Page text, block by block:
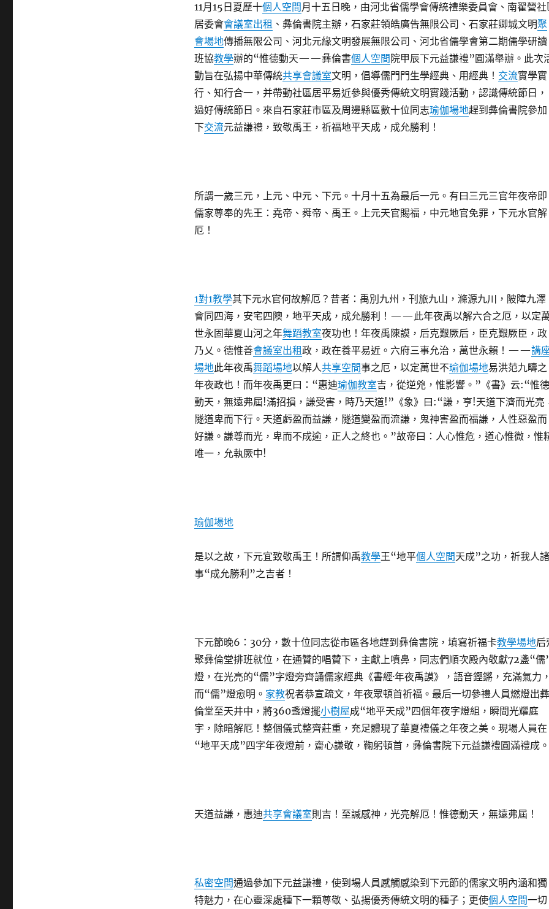
11月15日夏歷十個人空間月十五日晚，由河北省儒學會傳統禮樂委員會、南翟營社
居委會會議室出租 、彝倫書院主辦，石家莊領皓廣告無限公司、石家莊卿城文明聚
會場地傳播無限公司、河北元緣文明發展無限公司、河北省儒學會第二期儒學研讀
班協教學辦的“惟德動天——彝倫書個人空間 院甲辰下元益謙禮”圓滿舉辦。此次
動旨在弘揚中華傳統共享會議室文明，倡導儒門門生學經典、用經典！ 交流實學實
行、知行合一，并帶動社區居平易近參與優秀傳統文明實踐活動，認識傳統節日，
過好傳統節日。來自石家莊市區及周邊縣區數十位同志瑜伽場地趕到彝倫書院參加
下交流元益謙禮，致敬禹王，祈福地平天成，成允勝利！
所謂一歲三元，上元、中元、下元。十月十五為最后一元。有曰三元三官年夜帝即
儒家尊奉的先王：堯帝、舜帝、禹王。上元天官賜福，中元地官免罪，下元水官解
厄！
1對1教學其下元水官何故解厄？昔者：禹別九州，刊旅九山，滌源九川，陂障九澤
會同四海，安宅四隩，地平天成，成允勝利！——此年夜禹以解六合之厄，以定
世永固華夏山河之年舞蹈教室夜功也！年夜禹陳謨，后克艱厥后，臣克艱厥臣，政
乃乂。德惟善會議室出租政，政在養平易近。六府三事允治，萬世永賴！——講
場地此年夜禹舞蹈場地以解人共享空間事之厄，以定萬世不瑜伽場地易洪范九疇之
年夜政也！而年夜禹更曰：“惠迪瑜伽教室吉，從逆兇，惟影響。”《書》云:“惟德
動天，無遠弗屆!滿招損，謙受害，時乃天道!”《象》曰:“謙，亨!天道下濟而光亮
隧道卑而下行。天道虧盈而益謙，隧道變盈而流謙，鬼神害盈而福謙，人性惡盈而
好謙。謙尊而光，卑而不成逾，正人之終也。”故帝曰：人心惟危，道心惟微，惟
唯一，允執厥中!
瑜伽場地
是以之故，下元宜致敬禹王！所謂仰禹教學王“地平個人空間天成”之功，祈我人諸
事“成允勝利”之吉者！
下元節晚6：30分，數十位同志從市區各地趕到彝倫書院，填寫祈福卡教學場地后
聚彝倫堂排班就位，在通贊的唱贊下，主獻上噴鼻，同志們順次殿內敬獻72盞“儒
燈，在光亮的“儒”字燈旁齊誦儒家經典《書經·年夜禹謨》，語音鏗鏘，充滿氣力
而“儒”燈愈明。 家教祝者恭宣疏文，年夜眾頓首祈福。最后一切參禮人員燃燈出彝
倫堂至天井中，將360盞燈擺小樹屋成“地平天成”四個年夜字燈組，瞬間光耀庭
宇，除暗解厄！整個儀式整齊莊重，充足體現了華夏禮儀之年夜之美。現場人員在
“地平天成”四字年夜燈前，齋心謙敬，鞠躬頓首，彝倫書院下元益謙禮圓滿禮成。
天道益謙，惠迪共享會議室則吉！至諴感神，光亮解厄！惟德動天，無遠弗屆！
私密空間通過參加下元益謙禮，使到場人員感觸感染到下元節的儒家文明內涵和獨
特魅力，在心靈深處種下一顆尊敬、弘揚優秀傳統文明的種子；更使個人空間一切